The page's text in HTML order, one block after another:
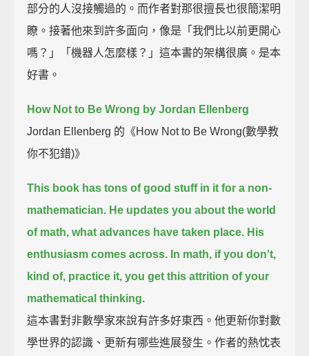
部分的人沒接觸過的。而作者對那很擅長也很簡潔明
瞭。接著他來到許多面向，像是「我們比以前更開心
嗎？」「機器人怎麼樣？」這本書的架構很廣。是本
好書。
How Not to Be Wrong by Jordan Ellenberg
Jordan Ellenberg 的《How Not to Be Wrong(數學教
你不犯錯)》
This book has tons of good stuff in it for a non-
mathematician. He updates you about the world
of math, what advances have taken place. His
enthusiasm comes across. In math, if you don't,
kind of, practice it, you get this attrition of your
mathematical thinking.
這本書對非數學家來說有許多好東西。他更新你對數
學世界的認識、更新有哪些進展發生。作者的熱忱表